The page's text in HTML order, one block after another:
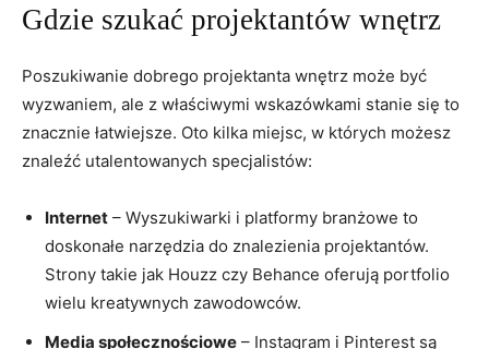
Gdzie szukać ​projektantów wnętrz
Poszukiwanie dobrego projektanta wnętrz może⁣ być
wyzwaniem, ale z właściwymi wskazówkami‌ stanie się‌ to
znacznie łatwiejsze. Oto kilka ⁣miejsc, w‌ których możesz
znaleźć utalentowanych‍ specjalistów:
Internet – Wyszukiwarki i platformy branżowe to
doskonałe narzędzia do znalezienia ‍projektantów.
Strony takie​ jak Houzz czy‍ Behance oferują portfolio
wielu kreatywnych zawodowców.
Media społecznościowe – Instagram i Pinterest są